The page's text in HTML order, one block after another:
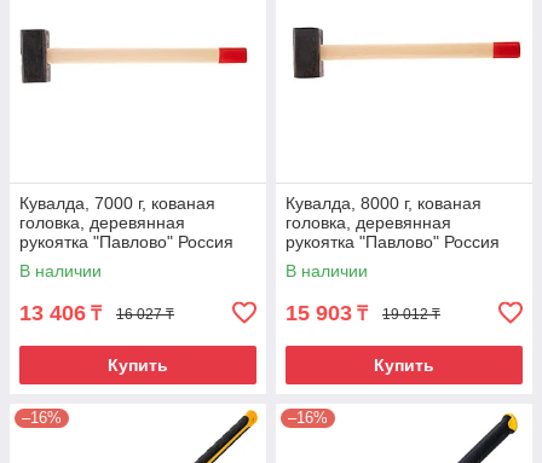
Кувалда, 7000 г, кованая
головка, деревянная
рукоятка "Павлово" Россия
В наличии
13 406 ₸ 16 027 ₸
Купить
Кувалда, 8000 г, кованая
головка, деревянная
рукоятка "Павлово" Россия
В наличии
15 903 ₸ 19 012 ₸
Купить
–16% –16%